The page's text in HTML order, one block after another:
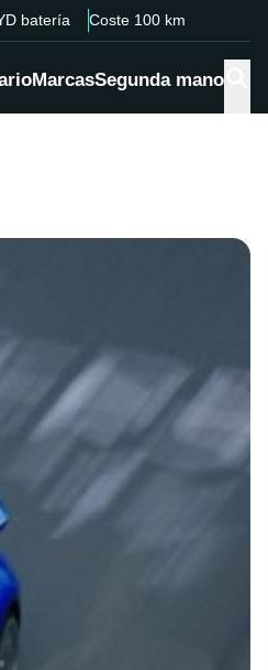
batería Coste 100 km
MarcasSegunda mano